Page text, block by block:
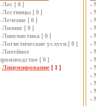
Лес [ 0 ]
Лестницы [ 0 ]
Лечение [ 0 ]
Лизинг [ 0 ]
Лингвистика [ 0 ]
Логистические услуги [ 0 ]
Литейное
[ 0 ]
Лицензирование [ 1 ]
-
-
-
-
-
-
-
-
-
-
-
-
-